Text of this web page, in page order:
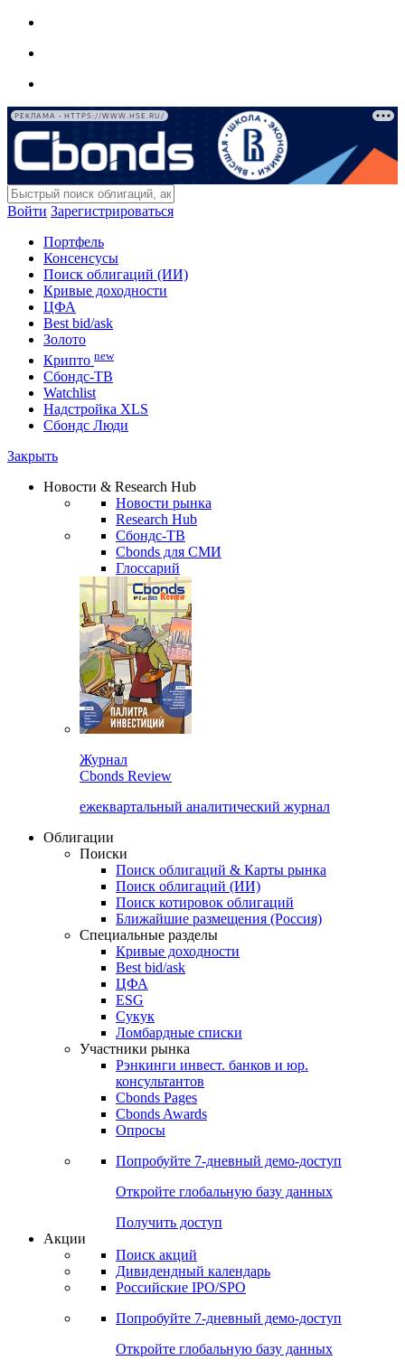
РЕКЛАМА • HTTPS://WWW.HSE.RU/
Войти Зарегистрироваться
Портфель
Консенсусы
Поиск облигаций (ИИ)
Кривые доходности
ЦФА
Best bid/ask
Золото
Крипто new
Сбондс-ТВ
Watchlist
Надстройка XLS
Сбондс Люди
Закрыть
Новости & Research Hub
Новости рынка
Research Hub
Сбондс-ТВ
Cbonds для СМИ
Глоссарий
Журнал
Cbonds Review
ежеквартальный аналитический журнал
Облигации
Поиски
Поиск облигаций & Карты рынка
Поиск облигаций (ИИ)
Поиск котировок облигаций
Ближайшие размещения (Россия)
Специальные разделы
Кривые доходности
Best bid/ask
ЦФА
ESG
Сукук
Ломбардные списки
Участники рынка
Рэнкинги инвест. банков и юр.
консультантов
Cbonds Pages
Cbonds Awards
Опросы
Попробуйте 7-дневный демо-доступ
Откройте глобальную базу данных
Получить доступ
Акции
Поиск акций
Дивидендный календарь
Российские IPO/SPO
Попробуйте 7-дневный демо-доступ
Откройте глобальную базу данных